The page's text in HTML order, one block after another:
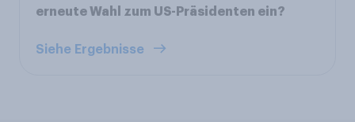
erneute Wahl zum US-Präsidenten ein?
Siehe Ergebnisse